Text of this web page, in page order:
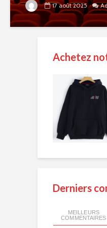
17 août 2025
Achetez
Derniers
MEILLEURS
COMMENTAIRES